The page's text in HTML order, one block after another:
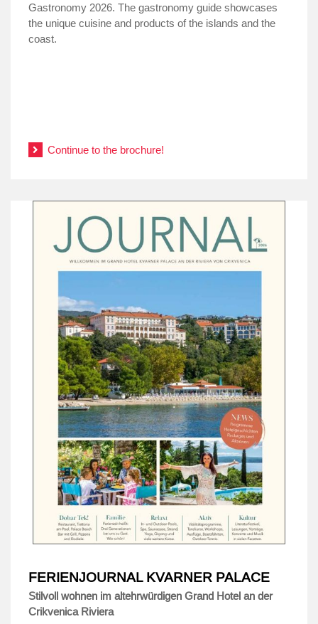
Gastronomy 2026. The gastronomy guide showcases
the unique cuisine and products of the islands and the
coast.
Continue to the brochure!
FERIENJOURNAL KVARNER PALACE
Stilvoll wohnen im altehrwürdigen Grand Hotel an der
Crikvenica Riviera